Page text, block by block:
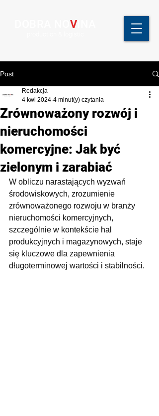
VINA
Post
Zrównoważony rozwój i
nieruchomości
komercyjne: Jak być
zielonym i zarabiać
Redakcja
4 kwi 2024 4 minut(y) czytania
W obliczu narastających wyzwań
środowiskowych, zrozumienie
zrównoważonego rozwoju w branży
nieruchomości komercyjnych,
szczególnie w kontekście hal
produkcyjnych i magazynowych, staje
się kluczowe dla zapewnienia
długoterminowej wartości i stabilności.